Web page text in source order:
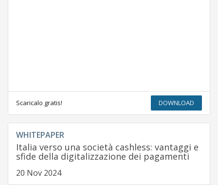
Scaricalo gratis! DOWNLOAD
WHITEPAPER
Italia verso una società cashless: vantaggi e
sfide della digitalizzazione dei pagamenti
20 Nov 2024